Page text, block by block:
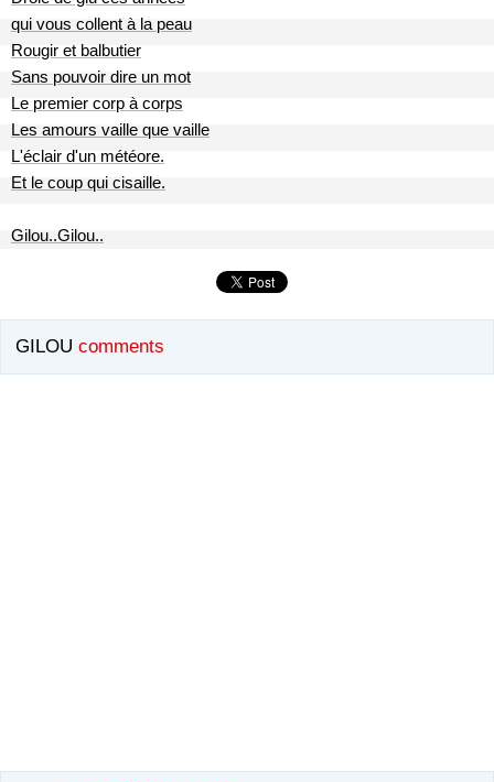
qui vous collent à la peau
Rougir et balbutier
Sans pouvoir dire un mot
Le premier corp à corps
Les amours vaille que vaille
L'éclair d'un météore.
Et le coup qui cisaille.
Gilou..Gilou..
GILOU comments